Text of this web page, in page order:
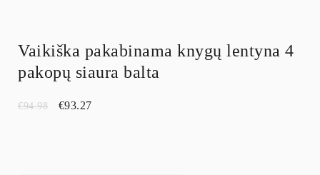
Vaikiška pakabinama knygų lentyna 4
pakopų siaura balta
€94.98 €93.27